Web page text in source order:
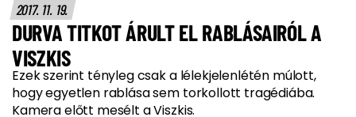
2017. 11. 19.
DURVA TITKOT ÁRULT EL RABLÁSAIRÓL A
VISZKIS
Ezek szerint tényleg csak a lélekjelenlétén múlott,
hogy egyetlen rablása sem torkollott tragédiába.
Kamera előtt mesélt a Viszkis.